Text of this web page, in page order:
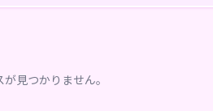
見つかりません。